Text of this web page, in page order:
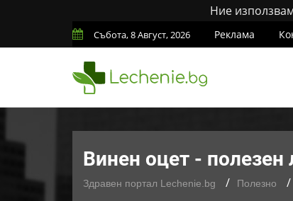
Ние
Събота, 8 Август, 2026 Реклама
Винен оцет - полезен
Здравен портал Lechenie.bg Полезно